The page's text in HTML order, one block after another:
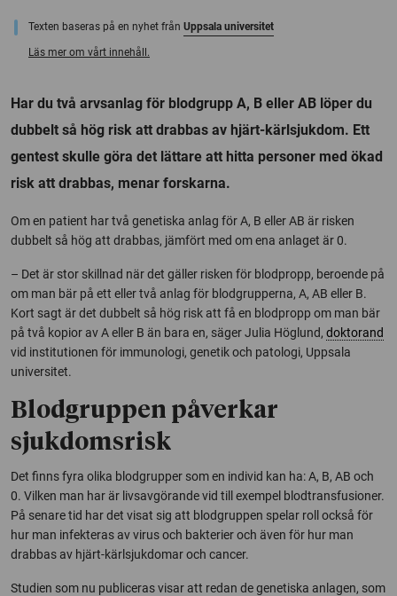
Texten baseras på en nyhet från Uppsala universitet
Läs mer om vårt innehåll.
Har du två arvsanlag för blodgrupp A, B eller AB löper du
dubbelt så hög risk att drabbas av hjärt-kärlsjukdom. Ett
gentest skulle göra det lättare att hitta personer med ökad
risk att drabbas, menar forskarna.
Om en patient har två genetiska anlag för A, B eller AB är risken
dubbelt så hög att drabbas, jämfört med om ena anlaget är 0.
– Det är stor skillnad när det gäller risken för blodpropp, beroende på
om man bär på ett eller två anlag för blodgrupperna, A, AB eller B.
Kort sagt är det dubbelt så hög risk att få en blodpropp om man bär
på två kopior av A eller B än bara en, säger Julia Höglund, doktorand
vid institutionen för immunologi, genetik och patologi, Uppsala
universitet.
Blodgruppen påverkar
sjukdomsrisk
Det finns fyra olika blodgrupper som en individ kan ha: A, B, AB och
0. Vilken man har är livsavgörande vid till exempel blodtransfusioner.
På senare tid har det visat sig att blodgruppen spelar roll också för
hur man infekteras av virus och bakterier och även för hur man
drabbas av hjärt-kärlsjukdomar och cancer.
Studien som nu publiceras visar att redan de genetiska anlagen, som